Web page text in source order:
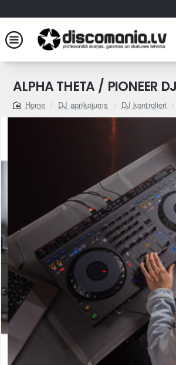
ALPHA THETA / PIONEER
home
DJ aprīkojums DJ kontrolieri